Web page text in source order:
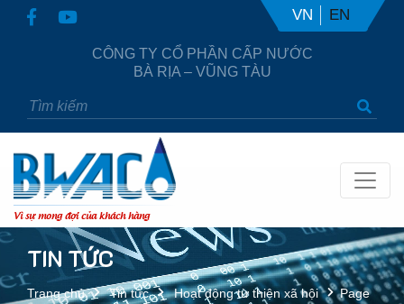
CÔNG TY CỔ PHẦN CẤP NƯỚC
BÀ RỊA – VŨNG TÀU
VN EN
Vì sự mong đợi của khách hàng
TIN TỨC
Trang chủ Tin tức Hoạt động từ thiện xã hội
Page